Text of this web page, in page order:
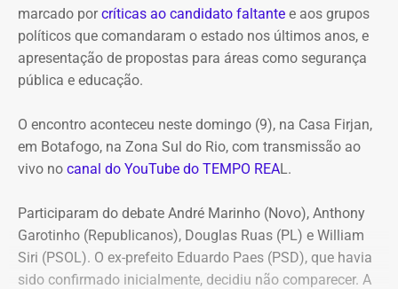
marcado porcríticas ao candidato faltante e aos grupos
políticos que comandaram o estado nos últimos anos, e
apresentação de propostas para áreas como segurança
pública e educação.
O encontro aconteceu neste domingo (9), na Casa Firjan,
em Botafogo, na Zona Sul do Rio, com transmissão ao
vivo no canal do YouTube do TEMPO REAL.
Participaram do debate André Marinho (Novo), Anthony
Garotinho (Republicanos), Douglas Ruas (PL) e William
Siri (PSOL). O ex-prefeito Eduardo Paes (PSD), que havia
sido confirmado inicialmente, decidiu não comparecer. A